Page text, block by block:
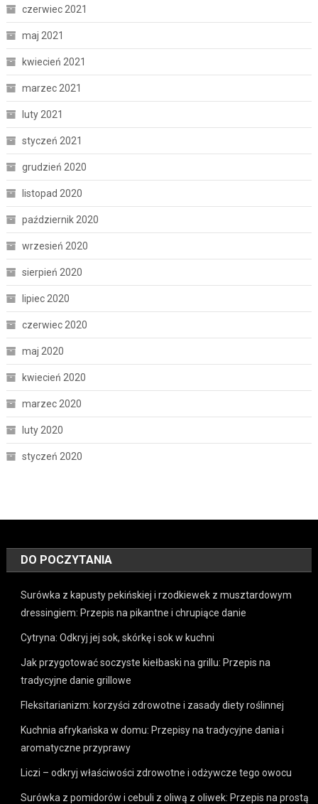
czerwiec 2021
maj 2021
kwiecień 2021
marzec 2021
luty 2021
styczeń 2021
grudzień 2020
listopad 2020
październik 2020
wrzesień 2020
sierpień 2020
lipiec 2020
czerwiec 2020
maj 2020
kwiecień 2020
marzec 2020
luty 2020
styczeń 2020
DO POCZYTANIA
Surówka z kapusty pekińskiej i rzodkiewek z musztardowym
dressingiem: Przepis na pikantne i chrupiące danie
Cytryna: Odkryj jej sok, skórkę i sok w kuchni
Jak przygotować soczyste kiełbaski na grillu: Przepis na
tradycyjne danie grillowe
Fleksitarianizm: korzyści zdrowotne i zasady diety roślinnej
Kuchnia afrykańska w domu: Przepisy na tradycyjne dania i
aromatyczne przyprawy
Liczi – odkryj właściwości zdrowotne i odżywcze tego owocu
Surówka z pomidorów i cebuli z oliwą z oliwek: Przepis na prostą